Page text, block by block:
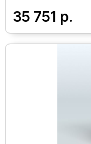
35 751 р.